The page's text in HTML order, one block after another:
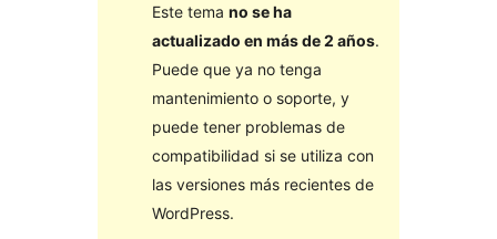
Este tema no se ha
actualizado en más de 2 años.
Puede que ya no tenga
mantenimiento o soporte, y
puede tener problemas de
compatibilidad si se utiliza con
las versiones más recientes de
WordPress.